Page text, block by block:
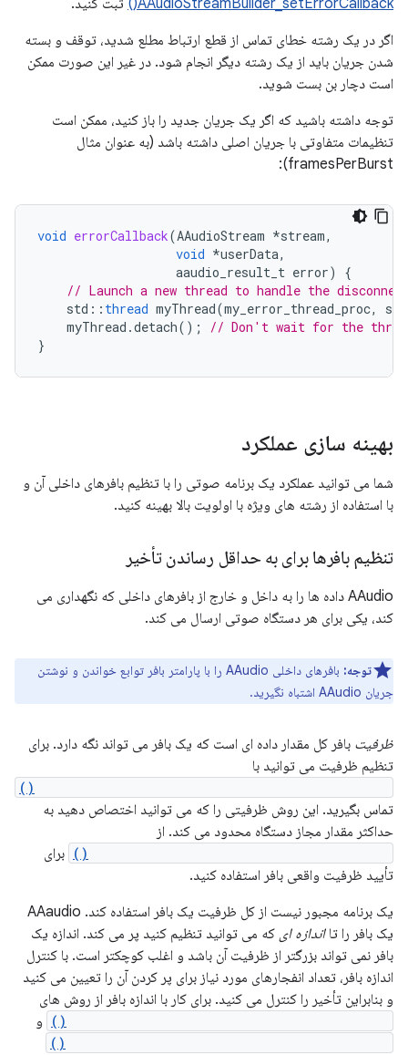
AAudioStreamBuilder_setErrorCallback()
ثبت کنید.
اگر در یک رشته خطای تماس از قطع ارتباط مطلع شدید، توقف و بسته
شدن جریان باید از یک رشته دیگر انجام شود. در غیر این صورت ممکن
است دچار بن بست شوید.
توجه داشته باشید که اگر یک جریان جدید را باز کنید، ممکن است
تنظیمات متفاوتی با جریان اصلی داشته باشد (به عنوان مثال
framesPerBurst):
void errorCallback(AAudioStream *stream,
void *userData,
aaudio_result_t error)
{
// Launch a new thread to handle the
std :: thread myThread(my_error_thread_proc,
myThread .detach();
// Don't wait for the
}
بهینه سازی عملکرد
شما می توانید عملکرد یک برنامه صوتی را با تنظیم بافرهای داخلی آن و
با استفاده از رشته های ویژه با اولویت بالا بهینه کنید.
تنظیم بافرها برای به حداقل رساندن تأخیر
AAudio داده ها را به داخل و خارج از بافرهای داخلی که نگهداری می
کند، یکی برای هر دستگاه صوتی ارسال می کند.
توجه:
بافرهای داخلی AAudio را با پارامتر بافر توابع خواندن و نوشتن
جریان AAudio اشتباه نگیرید.
ظرفیت بافر کل مقدار داده ای است که یک بافر می تواند نگه دارد. برای
تنظیم ظرفیت می توانید با
تماس بگیرید. این روش ظرفیتی را که می توانید اختصاص دهید به
حداکثر مقدار مجاز دستگاه محدود می کند. از
برای
تأیید ظرفیت واقعی بافر استفاده کنید.
یک برنامه مجبور نیست از کل ظرفیت یک بافر استفاده کند. AAaudio
یک بافر را تااندازه ای که می توانید تنظیم کنید پر می کند. اندازه یک
بافر نمی تواند بزرگتر از ظرفیت آن باشد و اغلب کوچکتر است. با کنترل
اندازه بافر، تعداد انفجارهای مورد نیاز برای پر کردن آن را تعیین می کنید
و بنابراین تأخیر را کنترل می کنید. برای کار با اندازه بافر از روش های
و